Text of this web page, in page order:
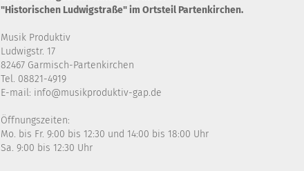
"Historischen Ludwigstraße" im Ortsteil Partenkirchen.
Musik Produktiv
Ludwigstr. 17
82467 Garmisch-Partenkirchen
Tel. 08821-4919
E-mail: info@musikproduktiv-gap.de
Öffnungszeiten:
Mo. bis Fr. 9:00 bis 12:30 und 14:00 bis 18:00 Uhr
Sa. 9:00 bis 12:30 Uhr